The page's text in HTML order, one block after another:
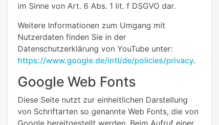
im Sinne von Art. 6 Abs. 1 lit. f DSGVO dar.
Weitere Informationen zum Umgang mit
Nutzerdaten finden Sie in der
Datenschutzerklärung von YouTube unter:
https://www.google.de/intl/de/policies/privacy.
Google Web Fonts
Diese Seite nutzt zur einheitlichen Darstellung
von Schriftarten so genannte Web Fonts, die von
Google bereitgestellt werden. Beim Aufruf einer